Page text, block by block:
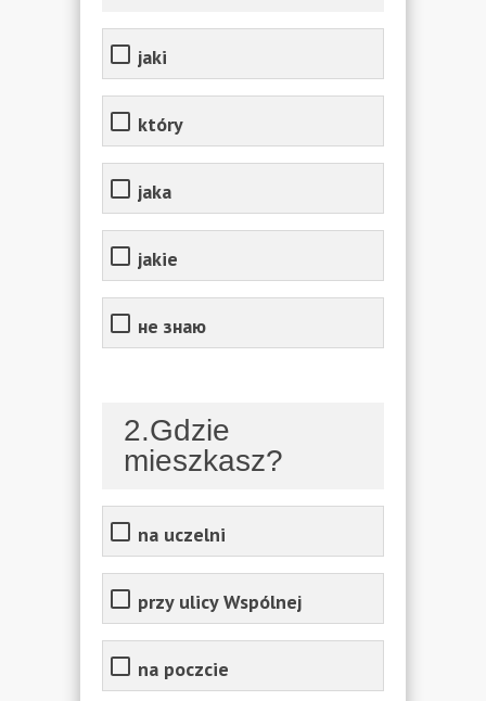
jaki
który
jaka
jakie
не знаю
2.Gdzie
mieszkasz?
na uczelni
przy ulicy Wspólnej
na poczcie